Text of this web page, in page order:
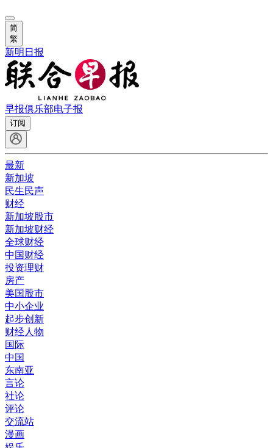
简
繁
新明日报
早报俱乐部电子报
订阅
最新
新加坡
民生民声
财经
新加坡股市
新加坡财经
全球财经
中国财经
投资理财
房产
美国股市
中小企业
起步创新
财经人物
国际
中国
东南亚
言论
社论
评论
交流站
漫画